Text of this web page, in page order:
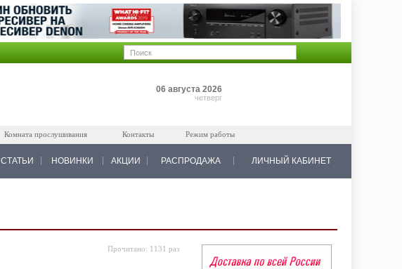
06 августа 2026
четверг
Комната прослушивания Контакты Режим работы
СТАТЬИ НОВИНКИ АКЦИИ РАСПРОДАЖА ЛИЧНЫЙ КАБИНЕТ
Прочитано: 1131 раз